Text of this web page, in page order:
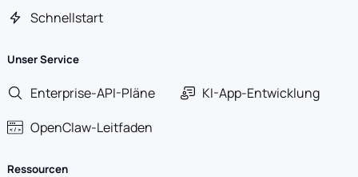
Schnellstart
Unser Service
Enterprise-API-Pläne
KI-App-Entwicklung
OpenClaw-Leitfaden
Ressourcen